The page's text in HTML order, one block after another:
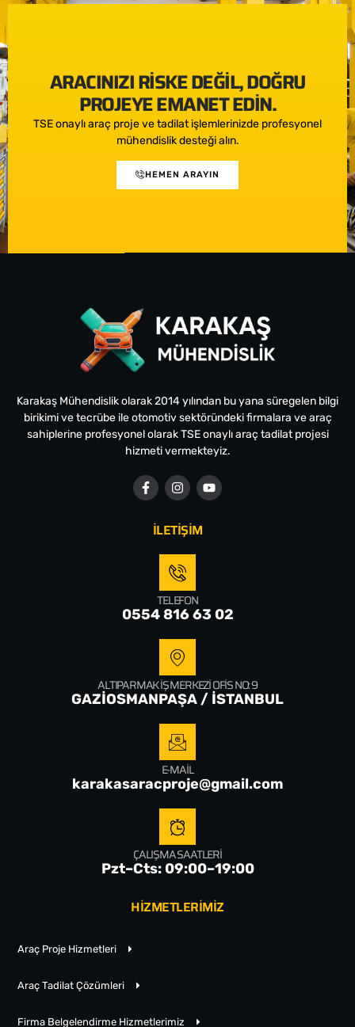
ARACINIZI RISKE DEĞIL, DOĞRU
PROJEYE EMANET EDIN.
TSE onaylı araç proje ve tadilat işlemlerinizde profesyonel
mühendislik desteği alın.
HEMEN ARAYIN
Karakaş Mühendislik olarak 2014 yılından bu yana süregelen bilgi
birikimi ve tecrübe ile otomotiv sektöründeki firmalara ve araç
sahiplerine profesyonel olarak TSE onaylı araç tadilat projesi
hizmeti vermekteyiz.
İLETİŞİM
TELEFON
0554 816 63 02
ALTIPARMAK İŞ MERKEZI OFIS NO: 9
GAZİOSMANPAŞA / İSTANBUL
E-MAIL
karakasaracproje@gmail.com
ÇALIŞMA SAATLERI
Pzt–Cts: 09:00–19:00
HİZMETLERİMİZ
Araç Proje Hizmetleri
Araç Tadilat Çözümleri
Firma Belgelendirme Hizmetlerimiz